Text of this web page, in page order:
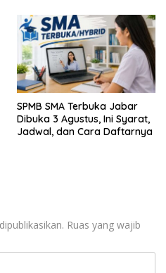
SPMB SMA Terbuka Jabar
Dibuka 3 Agustus, Ini Syarat,
Jadwal, dan Cara Daftarnya
Ruas yang wajib